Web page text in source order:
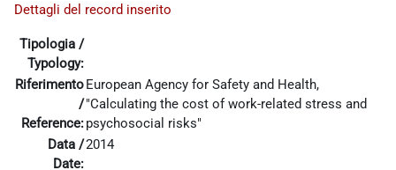
Dettagli del record inserito
Tipologia /
Typology:
Riferimento
/
Reference:
European Agency for Safety and Health,
"Calculating the cost of work-related stress and
psychosocial risks"
Data /
Date:
2014